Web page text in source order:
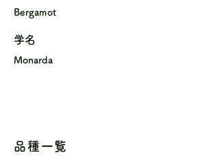
Bergamot
学名
Monarda
品種一覧